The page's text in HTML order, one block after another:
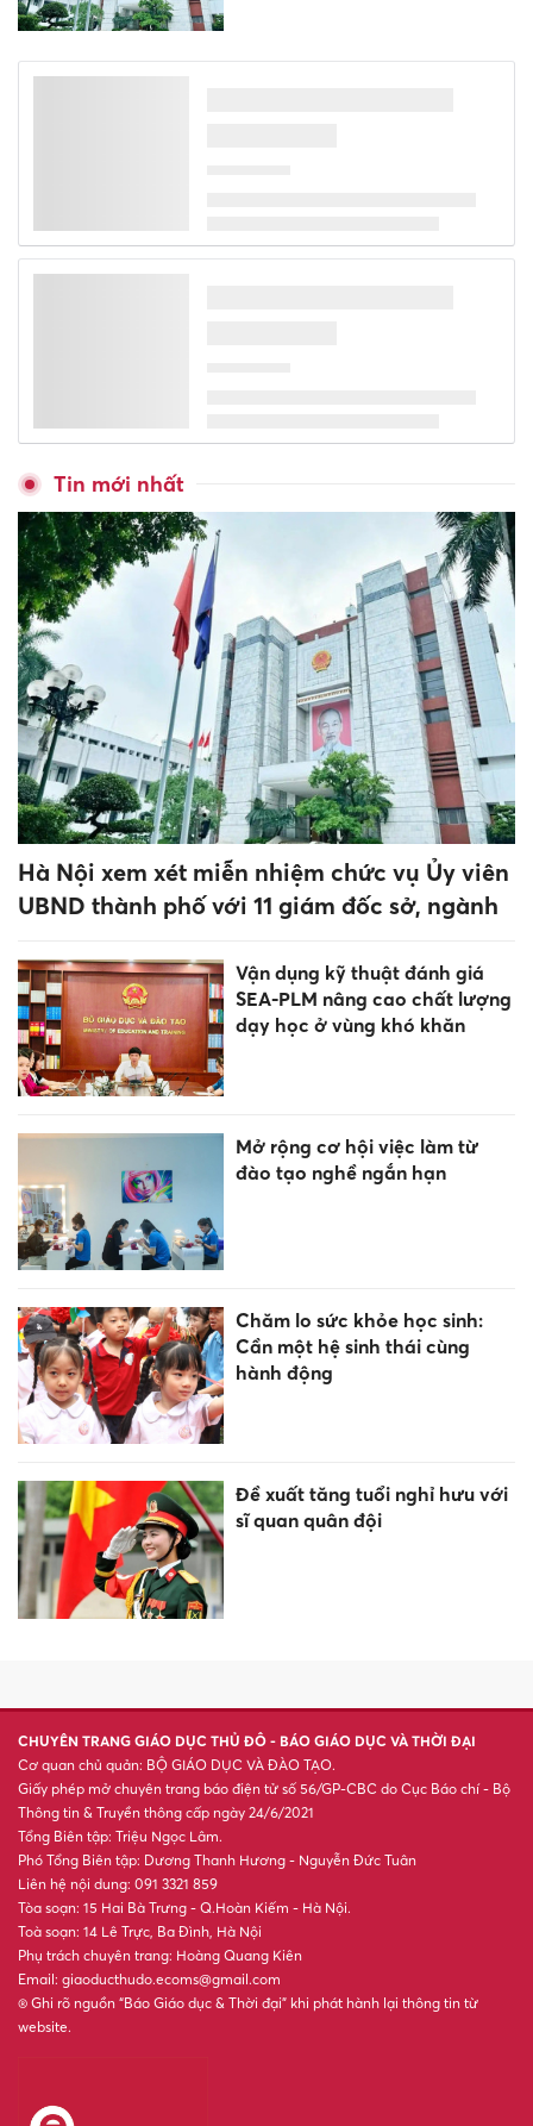
Điểm chuẩn Đại học Bách
Học viện Nông nghiệp Việt
Nam lấy điểm chuẩn cao nhất
24,41
Học viện Phụ nữ Việt Nam
công bố điểm trúng tuyển đại
học chính quy năm 2026
cao đẳng công bố điểm chuẩn
trúng tuyển 2026
Hà Nội tăng, cao nhất 28 điểm
mới: Tái cấu trúc mạng lưới,
đổi mới tư duy quản trị
yêu cầu thực tiễn
Điểm chuẩn trúng tuyển vào
Trường Đại học Việt Nhật
thấp nhất là 20
CẬP NHẬT ĐIỂM CHUẨN ĐẠI